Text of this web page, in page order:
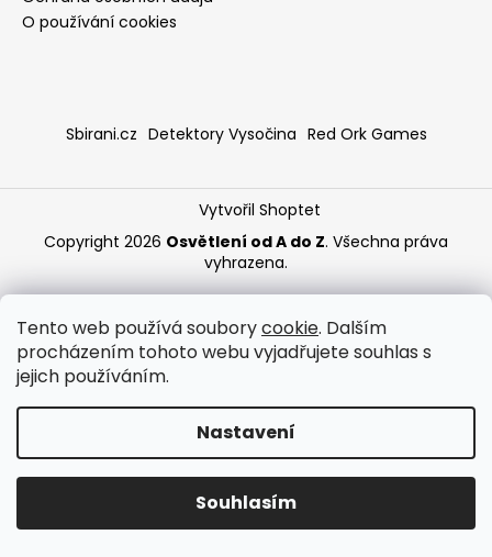
Tento web používá souborycookie. Dalším
procházením tohoto webu vyjadřujete souhlas s
jejich používáním.
Nastavení
Souhlasím
e
t
HLEDAT
O používání cookies
Sbirani.cz Detektory Vysočina Red Ork Games
Vytvořil Shoptet
Copyright 2026 Osvětlení od A do Z. Všechna práva
vyhrazena.